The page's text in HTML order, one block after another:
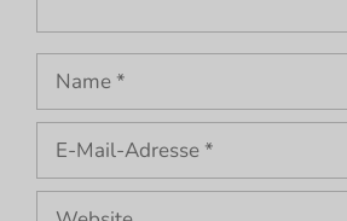
Name
Mail-
Adresse
Website